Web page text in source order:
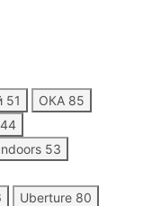
51 ОКА 85
44
53
Uberture 80